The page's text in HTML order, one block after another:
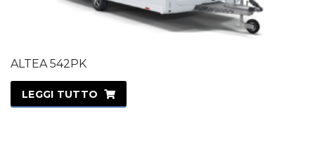
ALTEA 542PK
LEGGI TUTTO